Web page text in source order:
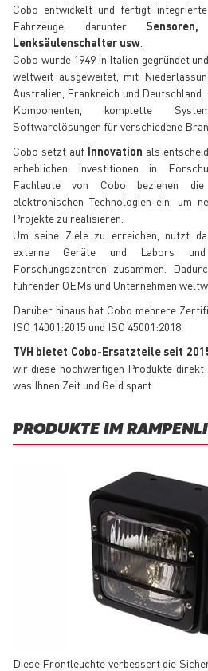
Cobo entwickelt und fertigt
Fahrzeuge, darunter
Lenksäulenschalter usw
Cobo wurde 1949 in Italien gegründet
weltweit ausgeweitet, mit
Australien, Frankreich und
Komponenten, komplette
Softwarelösungen für verschiedene
Cobo setzt auf Innovation als
erheblichen Investitionen in
Fachleute von Cobo beziehen
elektronischen Technologien ein, um
Projekte zu realisieren.
Um seine Ziele zu erreichen, nutzt
externe Geräte und Labors
Forschungszentren zusammen.
führender OEMs und Unternehmen
Darüber hinaus hat Cobo mehrere
ISO 14001:2015 und ISO 45001:2018.
TVH bietet Cobo-Ersatzteile seit
wir diese hochwertigen Produkte direkt
was Ihnen Zeit und Geld spart.
PRODUKTE IM
Diese Frontleuchte verbessert die